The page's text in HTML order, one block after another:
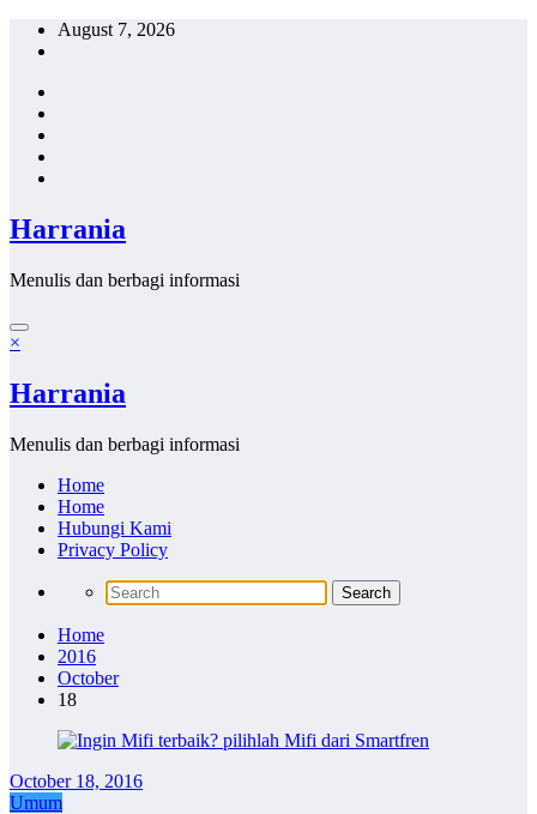
Skip
August 7, 2026
Harrania
Menulis dan berbagi informasi
×
Harrania
Menulis dan berbagi informasi
Home
Home
Hubungi Kami
Privacy Policy
Home
2016
October
18
October 18, 2016
Umum